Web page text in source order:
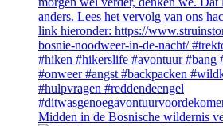
Midden in de Bosnische wildernis